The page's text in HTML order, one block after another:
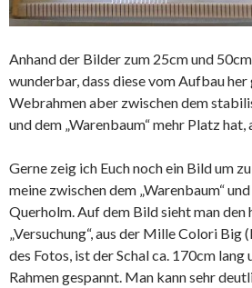
Anhand der Bilder zum 25cm und
wunderbar, dass diese vom Aufbau
Webrahmen aber zwischen dem
und dem „Warenbaum“ mehr Platz hat,
Gerne zeig ich Euch noch ein Bild um
meine zwischen dem „Warenbaum“
Querholm. Auf dem Bild sieht man den
„Versuchung“, aus der Mille Colori Big
des Fotos, ist der Schal ca. 170cm lang
Rahmen gespannt. Man kann sehr